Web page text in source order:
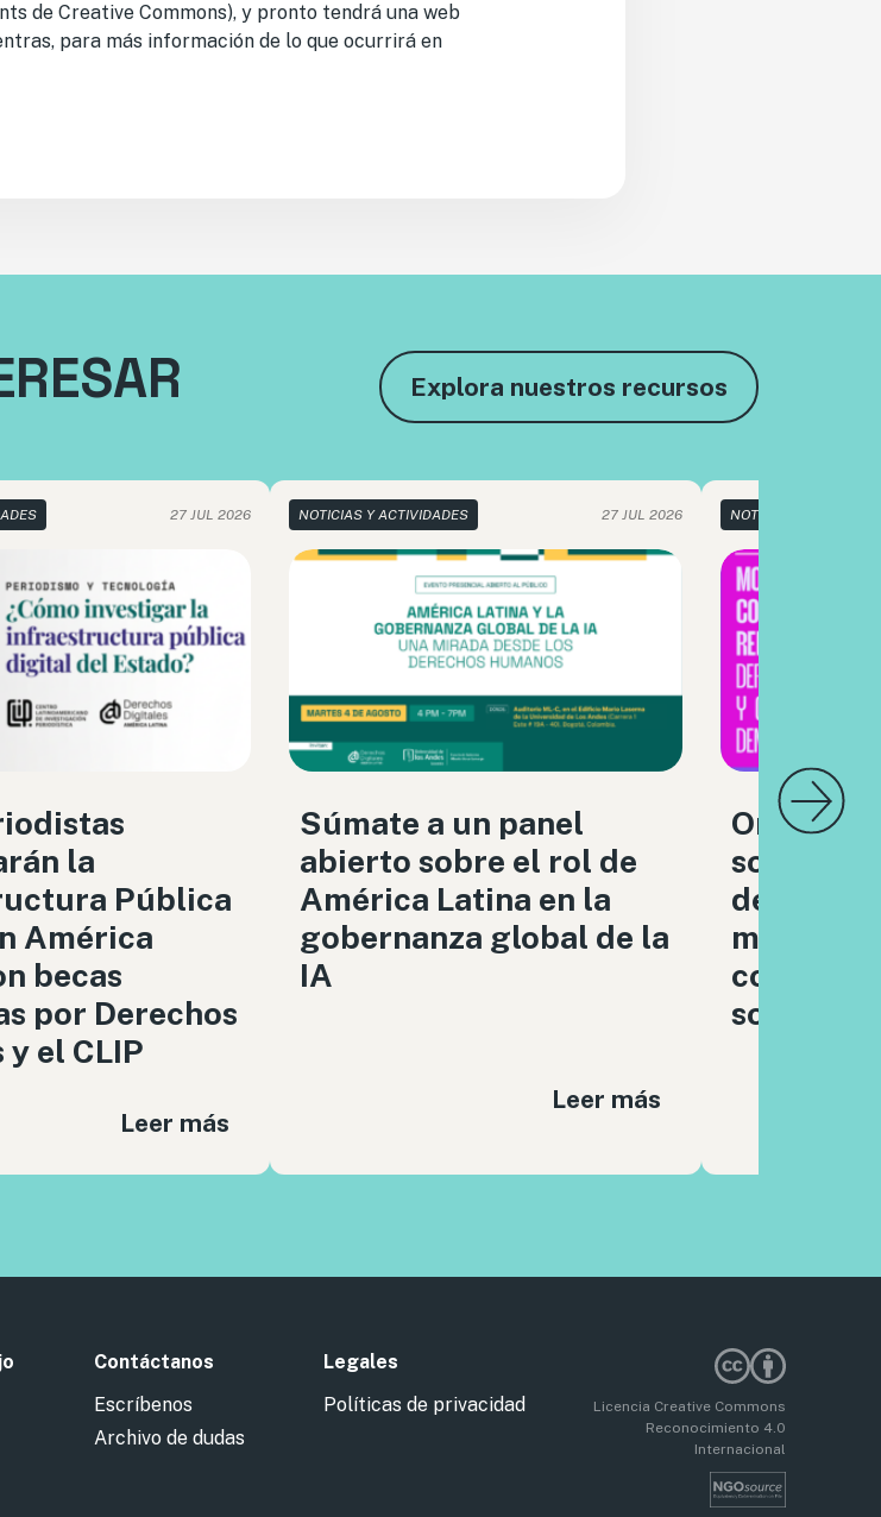
de Creative Commons), y pronto tendrá una web
para más información de lo que ocurrirá en
Explora nuestros recursos
27 JUL 2026
la
Pública
América
becas
por Derechos
el CLIP
Leer más
NOTICIAS Y ACTIVIDADES 27 JUL 2026
Súmate a un panel
abierto sobre el rol de
América Latina en la
gobernanza global de la
IA
Leer más
NOTICIAS Y
sociedad
sociales
Contáctanos
Escríbenos
Archivo de dudas
Legales
Políticas de privacidad
Licencia Creative Commons
Reconocimiento 4.0
Internacional